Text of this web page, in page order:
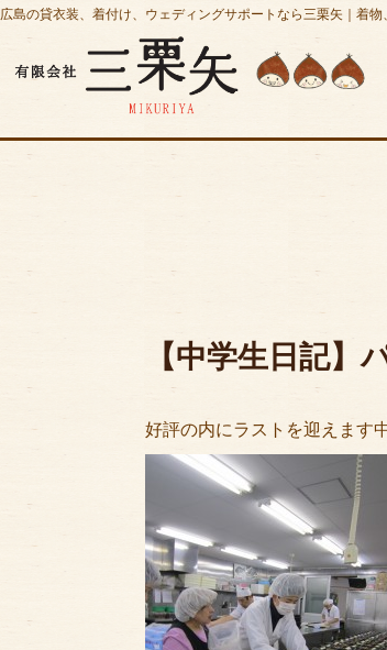
広島の貸衣装、着付け、ウェディングサポートなら三栗矢｜着
【中学生日記】
好評の内にラストを迎えます